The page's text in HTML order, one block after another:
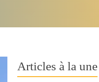
Articles à la une